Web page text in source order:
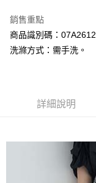
台灣樂天信用卡公司
大哥付你分期
相關說明
【大哥付你分期使用說明
成交易。
3.實際核准額度、可分
法說明評估內容。
【繳款方式說明】
1.分期款項不併入電信
AFTEE先享後付是「在
３．安心：先確認商品
【「AFTEE先享後付」
１．於結帳方式選擇「
ATM付款
每筆NT$60，滿
銷售重點
商品識別碼：
洗滌方式：需手洗。
詳細說明